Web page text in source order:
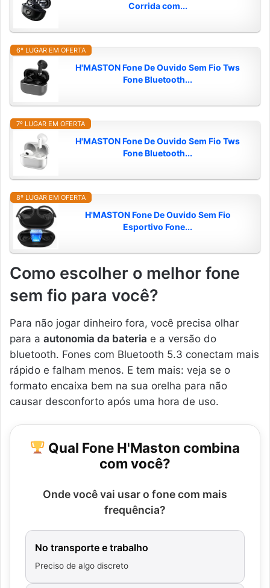
Corrida com...
6º LUGAR EM OFERTA
H'MASTON Fone De Ouvido Sem Fio Tws
Fone Bluetooth...
7º LUGAR EM OFERTA
H'MASTON Fone De Ouvido Sem Fio Tws
Fone Bluetooth...
8º LUGAR EM OFERTA
H'MASTON Fone De Ouvido Sem Fio
Esportivo Fone...
Como escolher o melhor fone
sem fio para você?
Para não jogar dinheiro fora, você precisa olhar
para a autonomia da bateria e a versão do
bluetooth. Fones com Bluetooth 5.3 conectam mais
rápido e falham menos. E tem mais: veja se o
formato encaixa bem na sua orelha para não
causar desconforto após uma hora de uso.
Qual Fone H'Maston combina
com você?
Onde você vai usar o fone com mais
frequência?
No transporte e trabalho
Preciso de algo discreto